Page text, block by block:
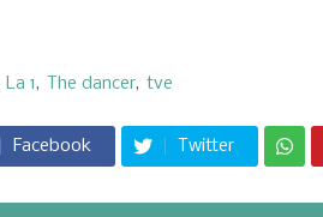
La 1 The dancer tve
Facebook Twitter